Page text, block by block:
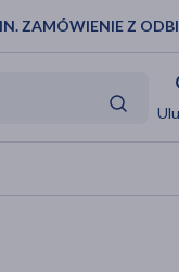
ZAMÓWIENIE Z